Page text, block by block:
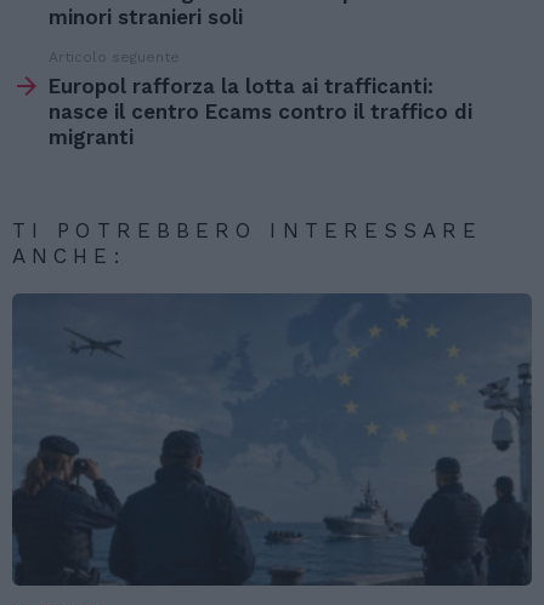
minori stranieri soli
Articolo seguente
Europol rafforza la lotta ai trafficanti:
nasce il centro Ecams contro il traffico di
migranti
TI POTREBBERO INTERESSARE
ANCHE: